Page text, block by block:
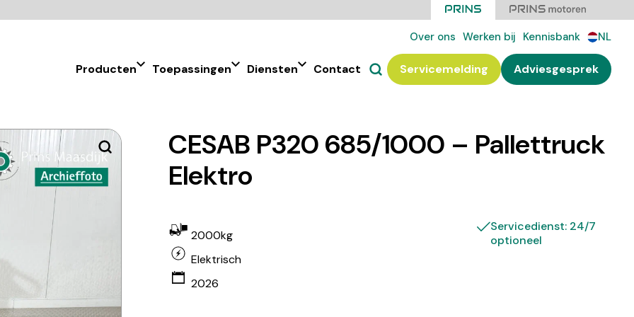
Over ons Werken bij Kennisbank NL
Producten Toepassingen Diensten Contact Servicemelding Adviesgesprek
CESAB P320 685/1000 – Pallettruck
Elektro
2000kg
Elektrisch
2026
Servicedienst: 24/7
optioneel